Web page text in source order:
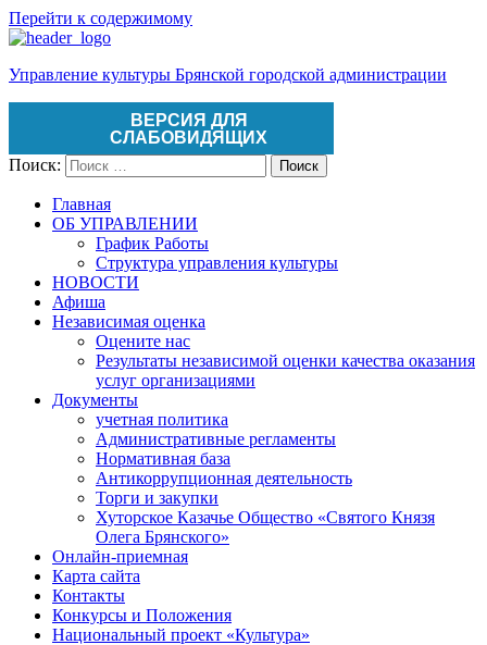
Перейти к содержимому
Управление культуры Брянской городской администрации
ВЕРСИЯ ДЛЯ
СЛАБОВИДЯЩИХ
Поиск: Поиск
Главная
ОБ УПРАВЛЕНИИ
График Работы
Структура управления культуры
НОВОСТИ
Афиша
Независимая оценка
Оцените нас
Результаты независимой оценки качества оказания
услуг организациями
Документы
учетная политика
Административные регламенты
Нормативная база
Антикоррупционная деятельность
Торги и закупки
Хуторское Казачье Общество «Святого Князя
Олега Брянского»
Онлайн-приемная
Карта сайта
Контакты
Конкурсы и Положения
Национальный проект «Культура»